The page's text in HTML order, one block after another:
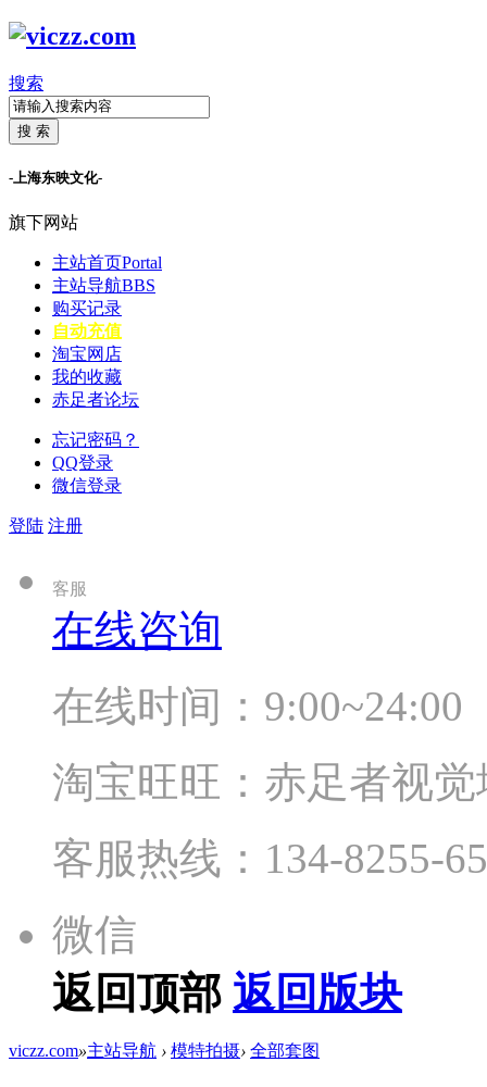
搜索
搜 索
-上海东映文化-
旗下网站
主站首页Portal
主站导航BBS
购买记录
自动充值
淘宝网店
我的收藏
赤足者论坛
忘记密码？
QQ登录
微信登录
登陆 注册
客服
在线咨询
在线时间：9:00~24:00
淘宝旺旺：赤足者视觉
客服热线：134-8255-
微信
返回顶部 返回版块
viczz.com»主站导航 › 模特拍摄› 全部套图